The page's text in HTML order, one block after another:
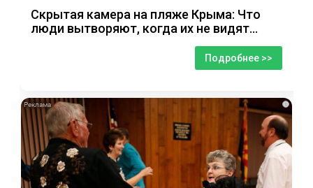
Скрытая камера на пляже Крыма: Что
люди вытворяют, когда их не видят...
Подробнее >>
i